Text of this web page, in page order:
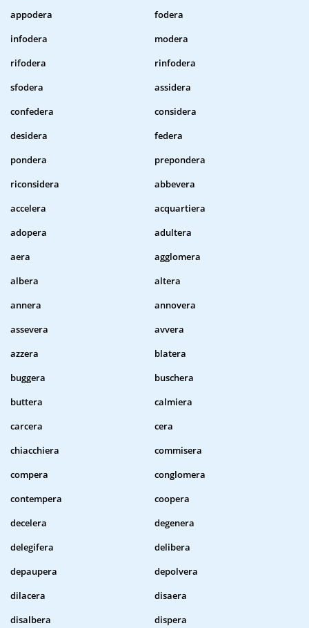
appodera
fodera
infodera
modera
rifodera
rinfodera
sfodera
assidera
confedera
considera
desidera
federa
pondera
prepondera
riconsidera
abbevera
accelera
acquartiera
adopera
adultera
aera
agglomera
albera
altera
annera
annovera
assevera
avvera
azzera
blatera
buggera
buschera
buttera
calmiera
carcera
cera
chiacchiera
commisera
compera
conglomera
contempera
coopera
decelera
degenera
delegifera
delibera
depaupera
depolvera
dilacera
disaera
disalbera
dispera